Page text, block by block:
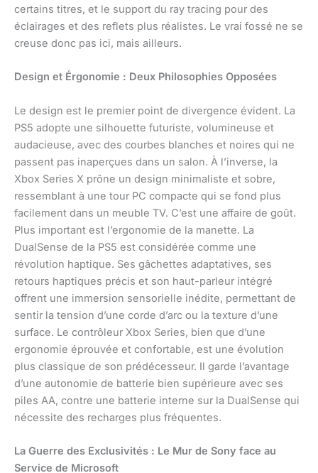
certains titres, et le support du ray tracing pour des
éclairages et des reflets plus réalistes. Le vrai fossé ne se
creuse donc pas ici, mais ailleurs.
Design et Érgonomie : Deux Philosophies Opposées
Le design est le premier point de divergence évident. La
PS5 adopte une silhouette futuriste, volumineuse et
audacieuse, avec des courbes blanches et noires qui ne
passent pas inaperçues dans un salon. À l’inverse, la
Xbox Series X prône un design minimaliste et sobre,
ressemblant à une tour PC compacte qui se fond plus
facilement dans un meuble TV. C’est une affaire de goût.
Plus important est l’ergonomie de la manette. La
DualSense de la PS5 est considérée comme une
révolution haptique. Ses gâchettes adaptatives, ses
retours haptiques précis et son haut-parleur intégré
offrent une immersion sensorielle inédite, permettant de
sentir la tension d’une corde d’arc ou la texture d’une
surface. Le contrôleur Xbox Series, bien que d’une
ergonomie éprouvée et confortable, est une évolution
plus classique de son prédécesseur. Il garde l’avantage
d’une autonomie de batterie bien supérieure avec ses
piles AA, contre une batterie interne sur la DualSense qui
nécessite des recharges plus fréquentes.
La Guerre des Exclusivités : Le Mur de Sony face au
Service de Microsoft